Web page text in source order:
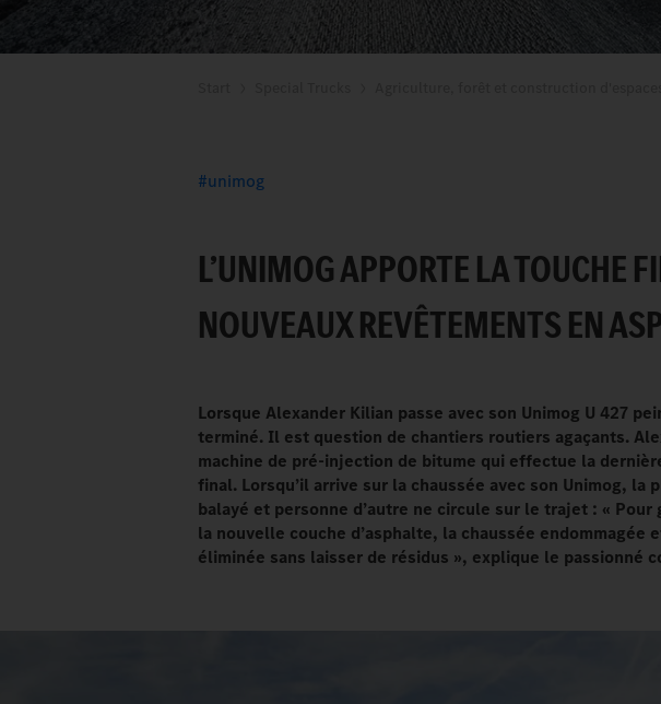
unimog
L’UNIMOG APPORTE LA TOUCHE
NOUVEAUX REVÊTEMENTS EN
Lorsque Alexander Kilian passe avec son Unimog U 427
terminé. Il est question de chantiers routiers agaçants.
machine de pré-injection de bitume qui effectue la
final. Lorsqu’il arrive sur la chaussée avec son Unimog,
balayé et personne d’autre ne circule sur le trajet : « Pour
la nouvelle couche d’asphalte, la chaussée
éliminée sans laisser de résidus », explique le passionné